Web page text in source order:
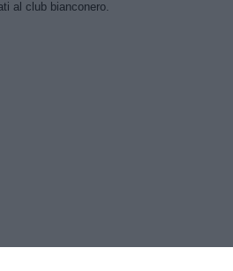
al club bianconero.